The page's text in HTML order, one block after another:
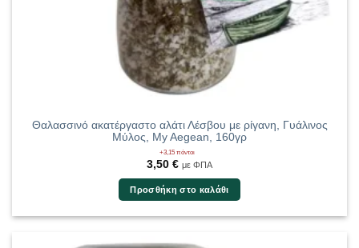
Θαλασσινό ακατέργαστο αλάτι Λέσβου με ρίγανη, Γυάλινος
Μύλος, My Aegean, 160γρ
+3,15 πόντοι
3,50 € με ΦΠΑ
Προσθήκη στο καλάθι